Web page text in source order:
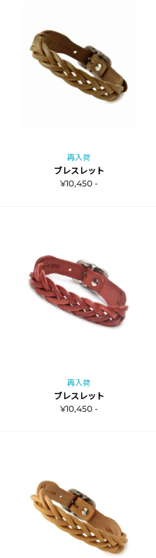
再入荷
ブレスレット
¥10,450 -
再入荷
ブレスレット
¥10,450 -